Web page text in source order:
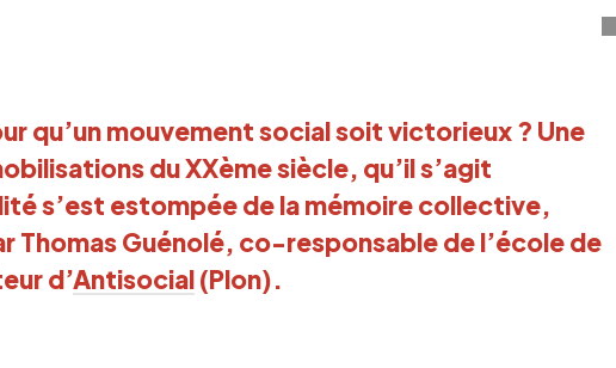
qu’un mouvement social soit victorieux ? Une
du XXème siècle, qu’il s’agit
s’est estompée de la mémoire collective,
Thomas Guénolé, co-responsable de l’école de
d’Antisocial(Plon).